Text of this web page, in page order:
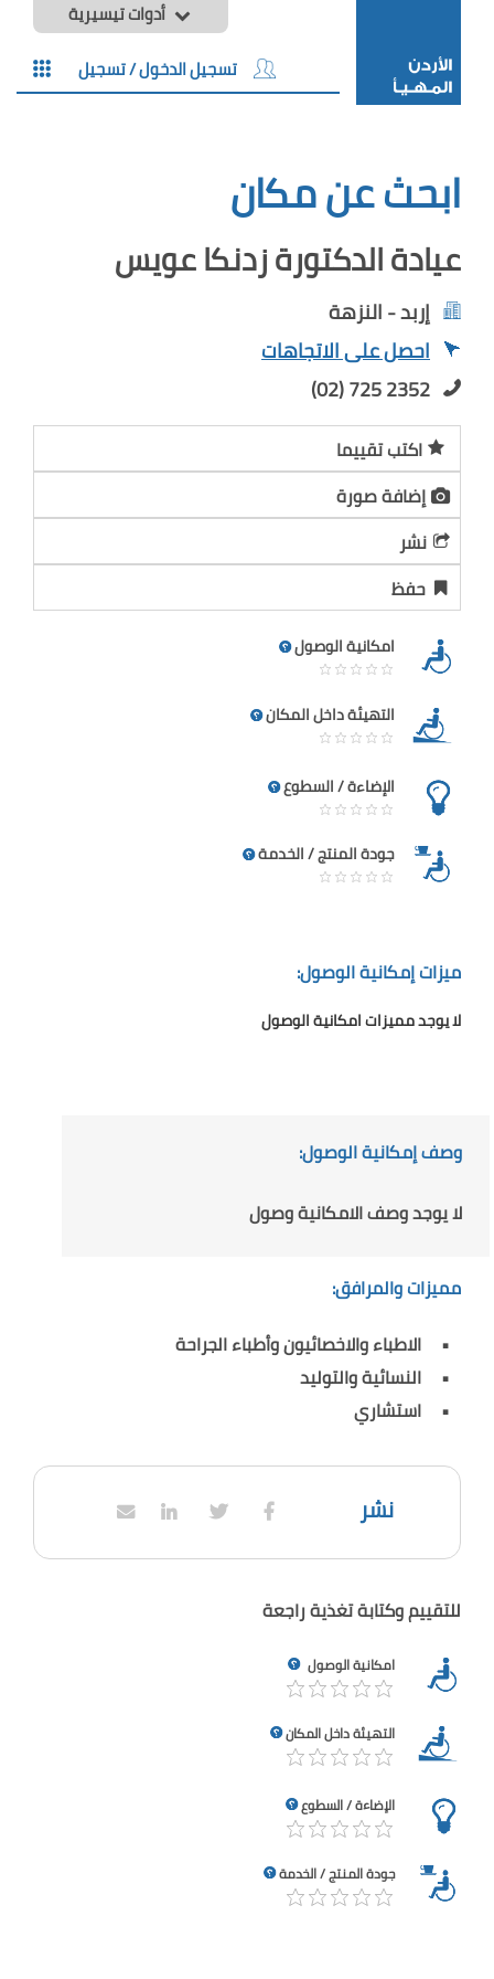
أدوات تيسيرية
تسجيل الدخول / تسجيل
ابحث عن مكان
عيادة الدكتورة زدنكا عويس
إربد - النزهة
احصل على الاتجاهات
(02) 725 2352
اكتب تقييما
إضافة صورة
نشر
حفظ
امكانية الوصول
التهيئة داخل المكان
الإضاءة / السطوع
جودة المنتج / الخدمة
ميزات إمكانية الوصول:
لا يوجد مميزات امكانية الوصول
وصف إمكانية الوصول:
لا يوجد وصف الامكانية وصول
مميزات والمرافق:
الاطباء والاخصائيون وأطباء الجراحة
النسائية والتوليد
استشاري
نشر
للتقييم وكتابة تغذية راجعة
امكانية الوصول
التهيئة داخل المكان
الإضاءة / السطوع
جودة المنتج / الخدمة